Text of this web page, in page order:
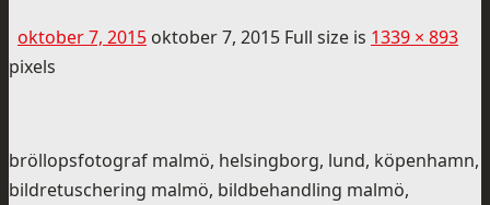
oktober 7, 2015 oktober 7, 2015 Full size is 1339 × 893
pixels
bröllopsfotograf malmö, helsingborg, lund, köpenhamn,
bildretuschering malmö, bildbehandling malmö,